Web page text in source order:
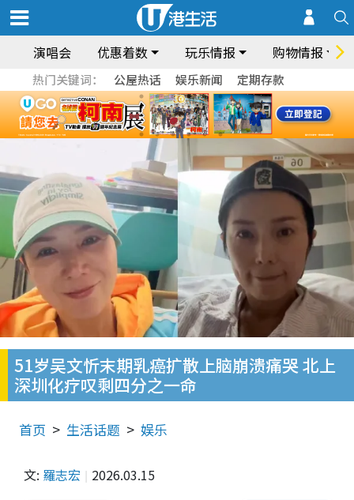
演唱会 优惠着数 玩乐情报 购物情报
热门关键词： 公屋热话 娱乐新闻 定期存款
51岁吴文忻末期乳癌扩散上脑崩溃痛哭 北上
深圳化疗叹剩四分之一命
首页 生活话题 娱乐
文: 羅志宏 2026.03.15